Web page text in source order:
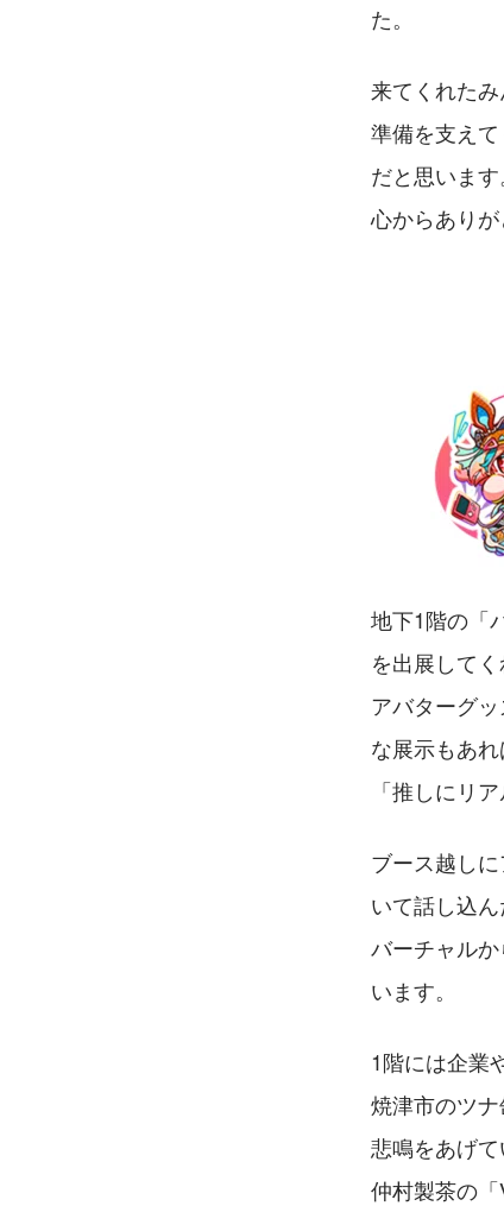
た。
来てくれた
準備を支え
だと思います
心からありが
地下1階の「
を出展してく
アバターグ
な展示もあ
「推しにリ
ブース越し
いて話し込ん
バーチャル
います。
1階には企業
焼津市のツ
悲鳴をあげて
仲村製茶の